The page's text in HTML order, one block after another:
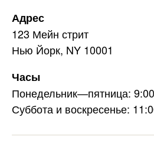
Адрес
123 Мейн стрит
Нью Йорк, NY 10001
Часы
Понедельник—пятница:
Суббота и воскресенье: